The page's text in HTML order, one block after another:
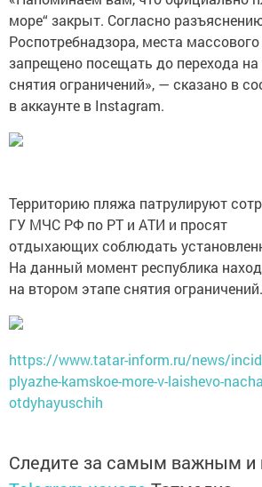
море“ закрыт. Согласно
Роспотребнадзора, места
запрещено посещать до перехода на
снятия ограничений», — сказано в
в аккаунте в Instagram.
Территорию пляжа патрулируют
ГУ МЧС РФ по РТ и АТИ и просят
отдыхающих соблюдать
На данный момент республика
на втором этапе снятия ограничений.
https://www.tatar-inform.ru/news/
plyazhe-kamskoe-more-v-laishevo-
otdyhayuschih
Следите за самым важным и